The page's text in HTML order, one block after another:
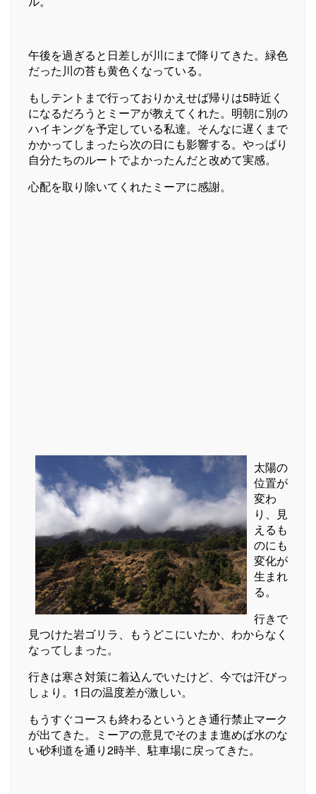
午後を過ぎると日差しが川にまで降りてきた。緑色
だった川の苔も黄色くなっている。
もしテントまで行っておりかえせば帰りは5時近く
になるだろうとミーアが教えてくれた。明朝に別の
ハイキングを予定している私達。そんなに遅くまで
かかってしまったら次の日にも影響する。やっぱり
自分たちのルートでよかったんだと改めて実感。
心配を取り除いてくれたミーアに感謝。
太陽の
位置が
変わ
り、見
えるも
のにも
変化が
生まれ
る。
行きで
見つけた岩ゴリラ、もうどこにいたか、わからなく
なってしまった。
行きは寒さ対策に着込んでいたけど、今では汗びっ
しょり。1日の温度差が激しい。
もうすぐコースも終わるというとき通行禁止マーク
が出てきた。ミーアの意見でそのまま進めば水のな
い砂利道を通り2時半、駐車場に戻ってきた。